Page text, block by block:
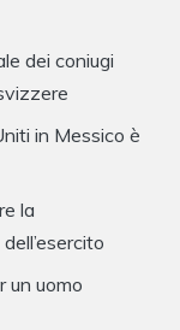
dei coniugi
in Messico è
la
un uomo